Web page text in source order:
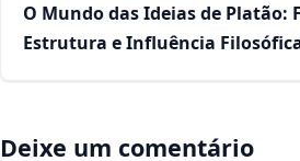
O Mundo das Ideias de Platão:
Estrutura e Influência
Deixe um comentário